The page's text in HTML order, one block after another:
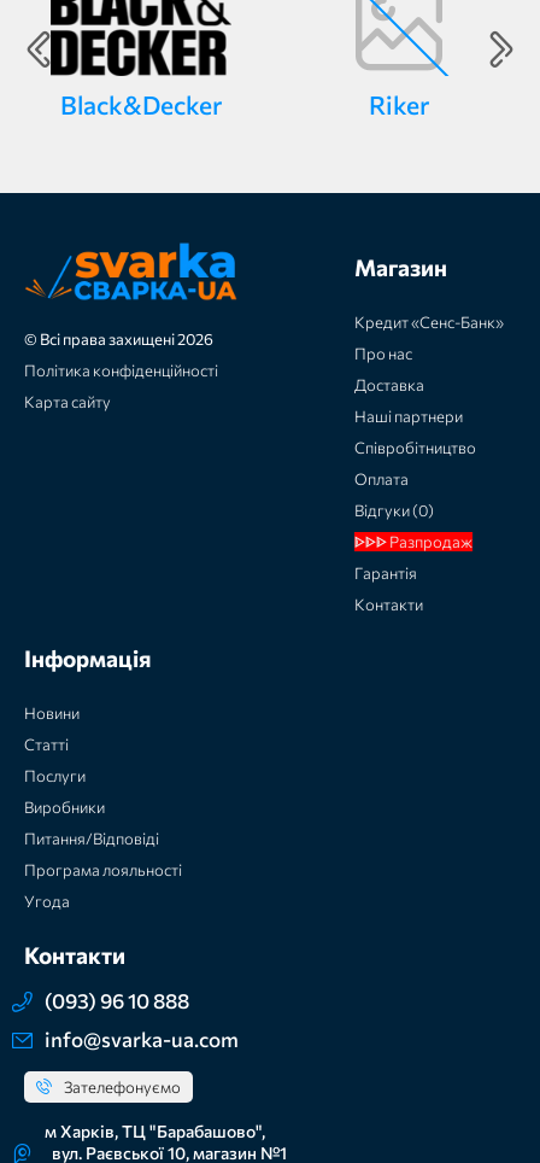
Black&Decker Riker
© Всі права захищені 2026
Політика конфіденційності
Карта сайту
Магазин
Кредит «Сенс-Банк»
Про нас
Доставка
Наші партнери
Співробітництво
Оплата
Відгуки (0)
ᐈᐈᐈ Разпродаж
Гарантія
Контакти
Інформація
Новини
Статті
Послуги
Виробники
Питання/Відповіді
Програма лояльності
Угода
Контакти
(093) 96 10 888
info@svarka-ua.com
Зателефонуємо
м Харків, ТЦ "Барабашово",
вул. Раєвської 10, магазин №1